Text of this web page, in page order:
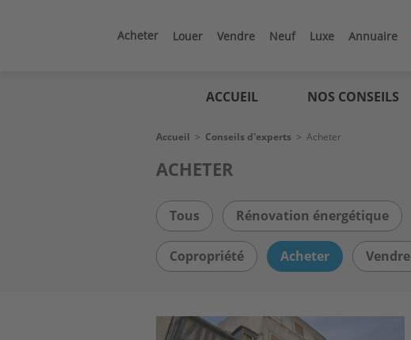
Acheter Louer Vendre Neuf Luxe Annuaire
ACCUEIL NOS CONSEILS
Fil
Accueil > Conseils d'experts > Acheter
ACHETER
Tous Rénovation énergétique
Copropriété Acheter Vendre
Image